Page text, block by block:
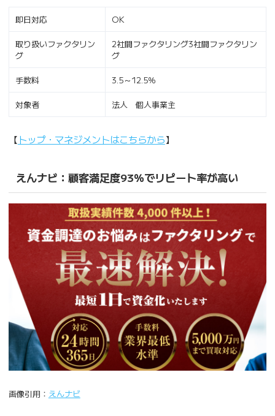
即日対応 OK
取り扱いファクタリン
グ
2社間ファクタリング3社間ファクタリン
グ
手数料 3.5～12.5％
対象者 法人 個人事業主
【トップ・マネジメントはこちらから】
えんナビ：顧客満足度93％でリピート率が高い
画像引用： えんナビ